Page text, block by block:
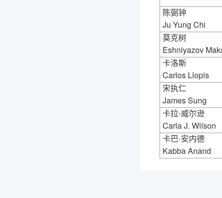
陈弼钟
Ju Yung Chi
莫克树
Eshniyazov
卡洛斯
Carlos Llopis
宋执仁
James Sung
卡拉·威尔逊
Carla J. Wilson
卡巴·安内德
Kabba Anand